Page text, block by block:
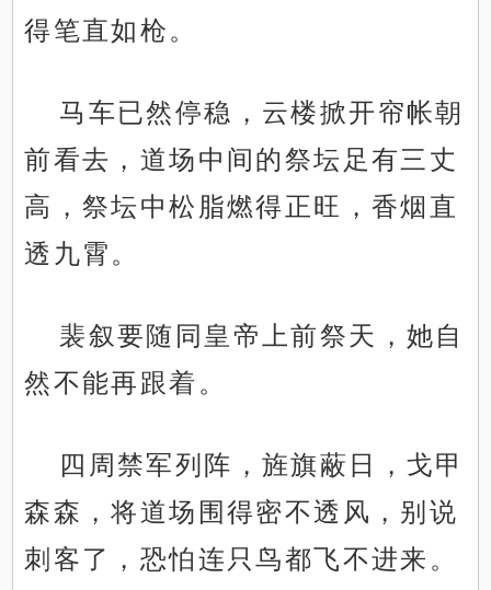
得笔直如枪。
马车已然停稳，云楼掀开帘帐朝
前看去，道场中间的祭坛足有三丈
高，祭坛中松脂燃得正旺，香烟直
透九霄。
裴叙要随同皇帝上前祭天，她自
然不能再跟着。
四周禁军列阵，旌旗蔽日，戈甲
森森，将道场围得密不透风，别说
刺客了，恐怕连只鸟都飞不进来。